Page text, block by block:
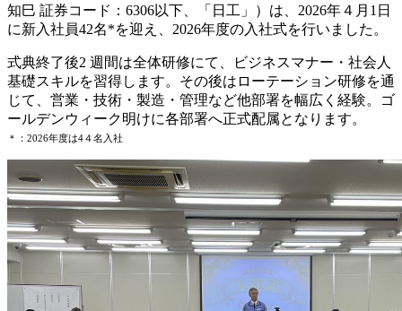
知巳 証券コード：6306以下、「日工」）は、 2026年４月 1 日
に新入社員42名*を迎え、 2026年度の入社式を行いました。
式典終了後2 週間は全体研修にて、ビジネスマナー・社会⼈
基礎スキルを習得します。その後はローテーション研修を通
じて、営業・技術・製造・管理など他部署を幅広く経験。ゴ
ールデンウィーク明けに各部署へ正式配属となります。
＊：2026年度は4４名入社